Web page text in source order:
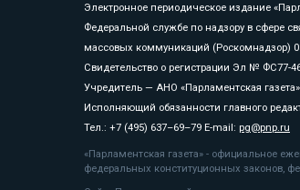
Электронное периодическое издание
Федеральной службе по надзору в сфере
массовых коммуникаций (Роскомнадзор)
Свидетельство о регистрации Эл № ФС77-
Учредитель — АНО «Парламентская газета»
Исполняющий обязанности главного
Тел.: +7 (495) 637–69–79 E-mail: pg@pnp.ru
«Парламентская газета» - официальное
федеральных конституционных законов,